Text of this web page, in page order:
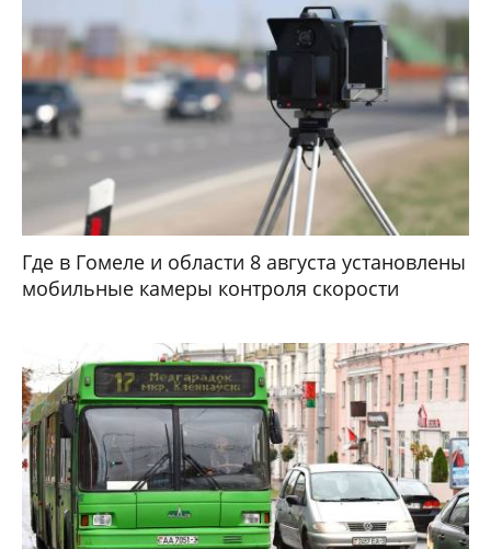
Где в Гомеле и области 8 августа установлены
мобильные камеры контроля скорости